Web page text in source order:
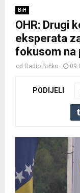
BiH
OHR: Drugi
eksperata
fokusom na
od Radio Brčko
PODIJELI